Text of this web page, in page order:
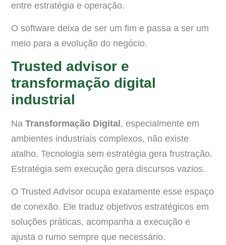
entre estratégia e operação.
O software deixa de ser um fim e passa a ser um
meio para a evolução do negócio.
Trusted advisor e
transformação digital
industrial
Na Transformação Digital , especialmente em
ambientes industriais complexos, não existe
atalho. Tecnologia sem estratégia gera frustração.
Estratégia sem execução gera discursos vazios.
O Trusted Advisor ocupa exatamente esse espaço
de conexão. Ele traduz objetivos estratégicos em
soluções práticas, acompanha a execução e
ajusta o rumo sempre que necessário.